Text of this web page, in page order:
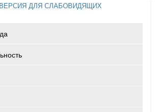
ДЛЯ СЛАБОВИДЯЩИХ